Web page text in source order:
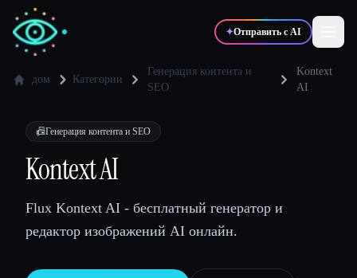
✦Отправить с AI
💻Разработчики
🎓Студенты 🎬Креаторы
дом Категории
Генерация контента и
SEO
Kontext
AI
📠Генерация контента и SEO
Kontext AI
Flux Kontext AI - бесплатный генератор и
редактор изображений AI онлайн.